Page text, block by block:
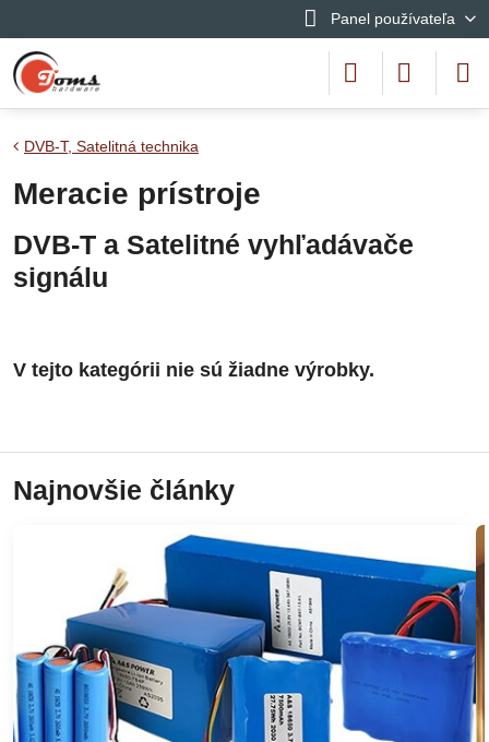
Panel používateľa
DVB-T, Satelitná technika
Meracie prístroje
DVB-T a Satelitné vyhľadávače
signálu
Najnovšie články